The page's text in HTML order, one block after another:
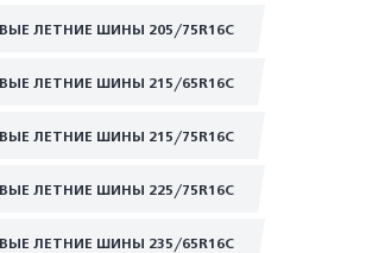
ЛЕТНИЕ ШИНЫ 205/75R16C
ЛЕТНИЕ ШИНЫ 215/65R16C
ЛЕТНИЕ ШИНЫ 215/75R16C
ЛЕТНИЕ ШИНЫ 225/75R16C
ЛЕТНИЕ ШИНЫ 235/65R16C